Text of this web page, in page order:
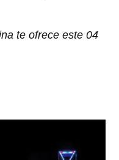
te ofrece este 04